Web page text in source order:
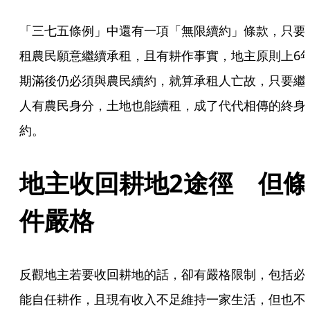
「三七五條例」中還有一項「無限續約」條款，只要
租農民願意繼續承租，且有耕作事實，地主原則上6
期滿後仍必須與農民續約，就算承租人亡故，只要繼
人有農民身分，土地也能續租，成了代代相傳的終身
約。
地主收回耕地2途徑　但條
件嚴格
反觀地主若要收回耕地的話，卻有嚴格限制，包括必
能自任耕作，且現有收入不足維持一家生活，但也不